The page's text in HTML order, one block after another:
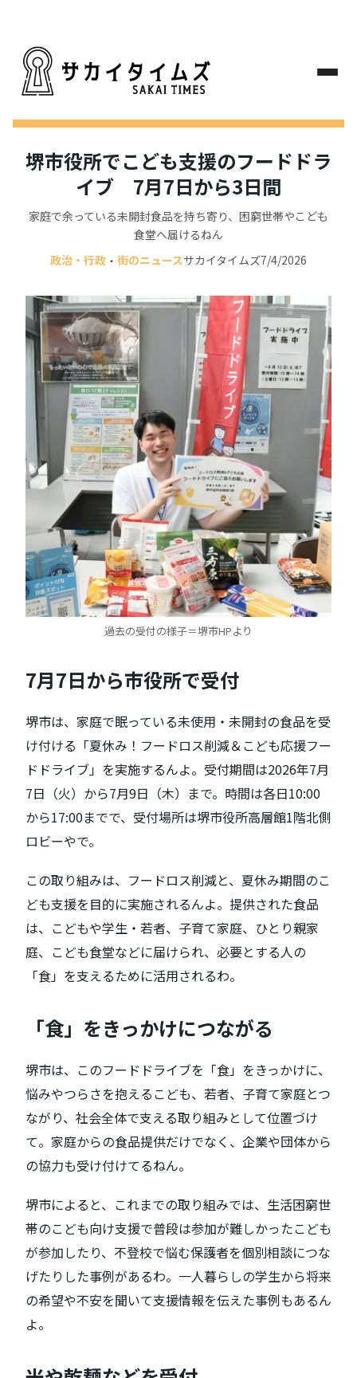
堺市役所でこども支援のフードドラ
イブ 7月7日から3日間
家庭で余っている未開封食品を持ち寄り、困窮世帯やこども
食堂へ届けるねん
政治・行政 ・ 街のニュースサカイタイムズ7/4/2026
過去の受付の様子＝堺市HPより
7月7日から市役所で受付
堺市は、家庭で眠っている未使用・未開封の食品を受
け付ける「夏休み！フードロス削減＆こども応援フー
ドドライブ」を実施するんよ。受付期間は2026年7月
7日（火）から7月9日（木）まで。時間は各日10:00
から17:00までで、受付場所は堺市役所高層館1階北側
ロビーやで。
この取り組みは、フードロス削減と、夏休み期間のこ
ども支援を目的に実施されるんよ。提供された食品
は、こどもや学生・若者、子育て家庭、ひとり親家
庭、こども食堂などに届けられ、必要とする人の
「食」を支えるために活用されるわ。
「食」をきっかけにつながる
堺市は、このフードドライブを「食」をきっかけに、
悩みやつらさを抱えるこども、若者、子育て家庭とつ
ながり、社会全体で支える取り組みとして位置づけ
て。家庭からの食品提供だけでなく、企業や団体から
の協力も受け付けてるねん。
堺市によると、これまでの取り組みでは、生活困窮世
帯のこども向け支援で普段は参加が難しかったこども
が参加したり、不登校で悩む保護者を個別相談につな
げたりした事例があるわ。一人暮らしの学生から将来
の希望や不安を聞いて支援情報を伝えた事例もあるん
よ。